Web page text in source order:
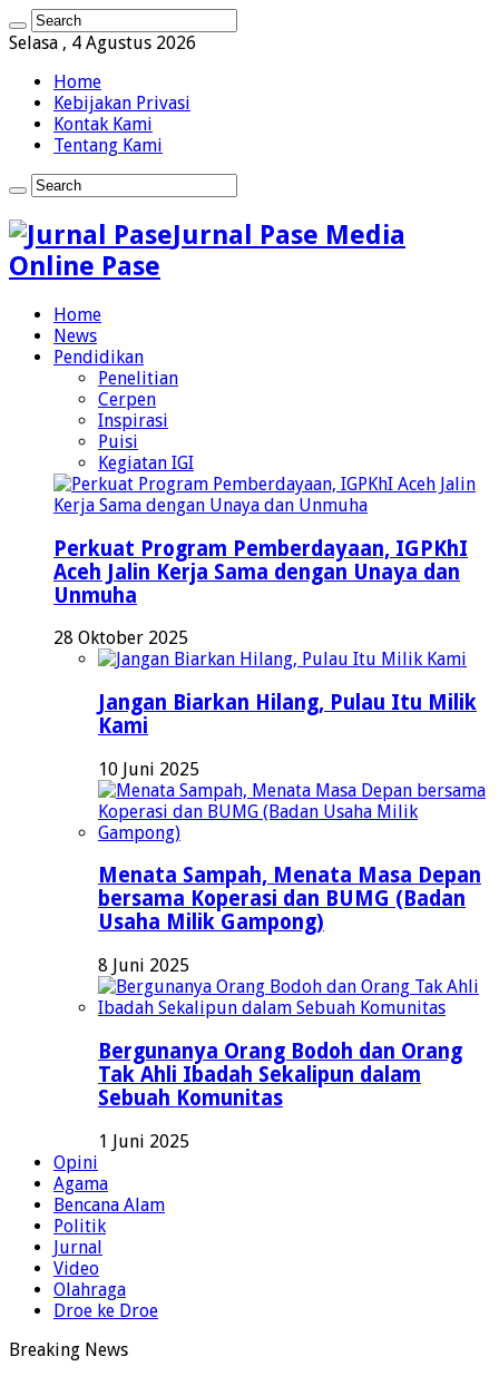
Selasa , 4 Agustus 2026
Home
Kebijakan Privasi
Kontak Kami
Tentang Kami
Jurnal Pase Media
Online Pase
Home
News
Pendidikan
Penelitian
Cerpen
Inspirasi
Puisi
Kegiatan IGI
Perkuat Program Pemberdayaan, IGPKhI
Aceh Jalin Kerja Sama dengan Unaya dan
Unmuha
28 Oktober 2025
Jangan Biarkan Hilang, Pulau Itu Milik
Kami
10 Juni 2025
Menata Sampah, Menata Masa Depan
bersama Koperasi dan BUMG (Badan
Usaha Milik Gampong)
8 Juni 2025
Bergunanya Orang Bodoh dan Orang
Tak Ahli Ibadah Sekalipun dalam
Sebuah Komunitas
1 Juni 2025
Opini
Agama
Bencana Alam
Politik
Jurnal
Video
Olahraga
Droe ke Droe
Breaking News